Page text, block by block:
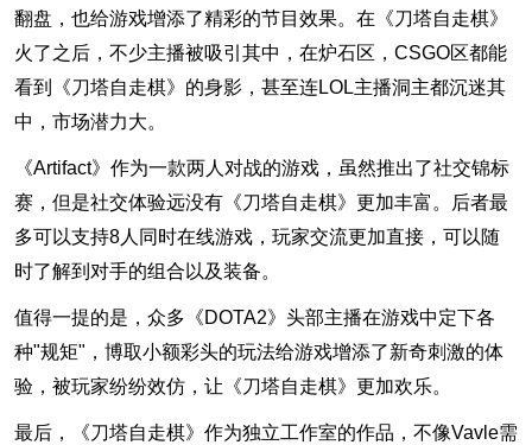
翻盘，也给游戏增添了精彩的节目效果。在《刀塔自走棋》
火了之后，不少主播被吸引其中，在炉石区，CSGO区都能
看到《刀塔自走棋》的身影，甚至连LOL主播洞主都沉迷其
中，市场潜力大。
《Artifact》作为一款两人对战的游戏，虽然推出了社交锦标
赛，但是社交体验远没有《刀塔自走棋》更加丰富。后者最
多可以支持8人同时在线游戏，玩家交流更加直接，可以随
时了解到对手的组合以及装备。
值得一提的是，众多《DOTA2》头部主播在游戏中定下各
种"规矩"，博取小额彩头的玩法给游戏增添了新奇刺激的体
验，被玩家纷纷效仿，让《刀塔自走棋》更加欢乐。
最后，《刀塔自走棋》作为独立工作室的作品，不像Vavle需